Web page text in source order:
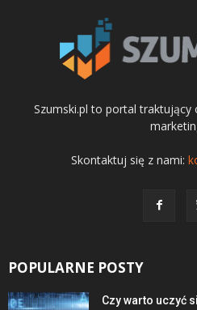
Szumski.pl to portal
Skontaktuj się z nami:
POPULARNE POSTY
Czy warto uczyć